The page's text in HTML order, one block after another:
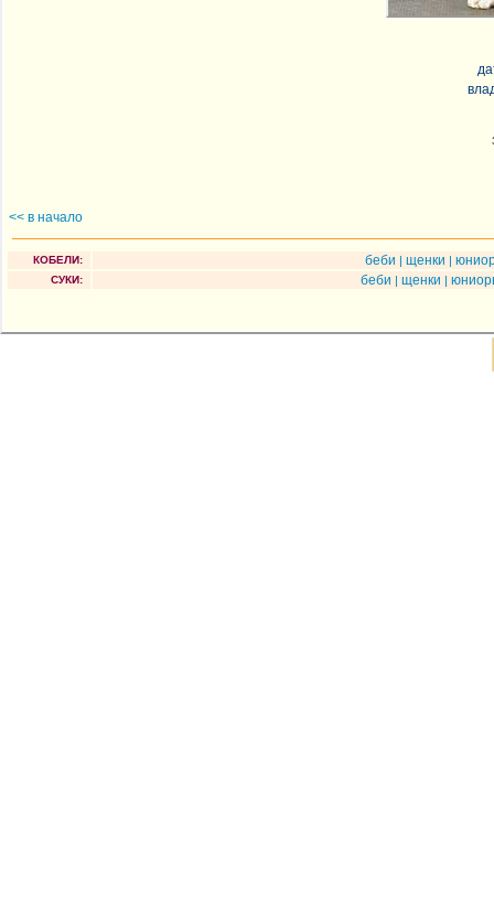
<< в начало
КОБЕЛИ: беби | щенки |
СУКИ: беби | щенки |